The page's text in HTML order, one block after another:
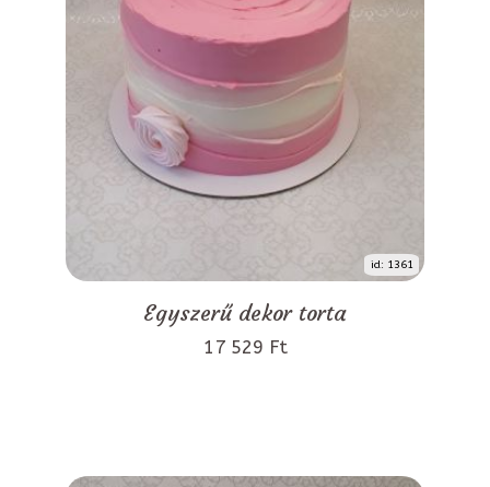
id: 1361
Egyszerű dekor torta
17 529 Ft